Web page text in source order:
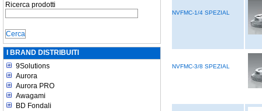
Ricerca prodotti
I BRAND DISTRIBUITI
9Solutions
Aurora
Aurora PRO
Awagami
BD Fondali
NVFMC-1/4 SPEZIAL
NVFMC-3/8 SPEZIAL